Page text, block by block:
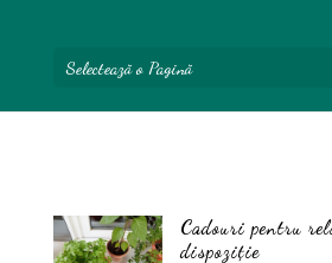
Selectează o Pagină
Cadouri pentru
dispoziție